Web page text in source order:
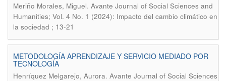
Meriño Morales, Miguel. Avante Journal of Social Sciences and
Humanities; Vol. 4 No. 1 (2024): Impacto del cambio climático en
la sociedad ; 13-21
METODOLOGÍA APRENDIZAJE Y SERVICIO MEDIADO POR
TECNOLOGÍA
Henríquez Melgarejo, Aurora. Avante Journal of Social Sciences